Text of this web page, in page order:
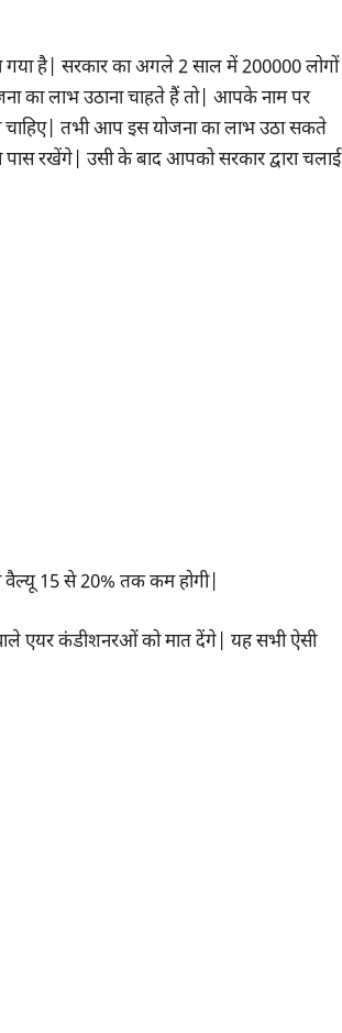
गया है| सरकार का अगले 2 साल में 200000 लोगों
का लाभ उठाना चाहते हैं तो| आपके नाम पर
चाहिए| तभी आप इस योजना का लाभ उठा सकते
रखेंगे| उसी के बाद आपको सरकार द्वारा चलाई
वैल्यू 15 से 20% तक कम होगी|
वाले एयर कंडीशनरओं को मात देंगे| यह सभी ऐसी